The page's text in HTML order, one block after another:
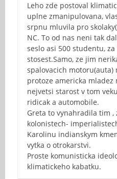
Leho zde postoval
uplne zmanipulovana,
srpnu mluvila pro
NC. To od nas neni tak
seslo asi 500 studentu,
stosest.Samo, ze jim
spalovacich motoru(auta)
protoze americka mladez
nejvetsi starost v tom
ridicak a automobile.
Greta to vynahradila tim ,
kolonistech-
Karolinu indianskym
vytka o otrokarstvi.
Proste komunisticka
klimatickeho kabatku.